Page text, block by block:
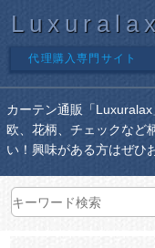
代理購入専門サイト
カーテン通販「
欧、花柄、チェックなど
い！興味がある方はぜひ